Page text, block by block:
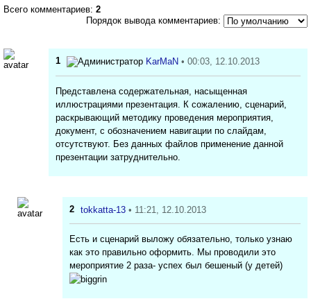
Всего комментариев: 2
Порядок вывода комментариев:
1 KarMaN • 00:03, 12.10.2013
Представлена содержательная, насыщенная
иллюстрациями презентация. К сожалению, сценарий,
раскрывающий методику проведения мероприятия,
документ, с обозначением навигации по слайдам,
отсутствуют. Без данных файлов применение данной
презентации затруднительно.
2 tokkatta-13 • 11:21, 12.10.2013
Есть и сценарий выложу обязательно, только узнаю
как это правильно оформить. Мы проводили это
мероприятие 2 раза- успех был бешеный (у детей)